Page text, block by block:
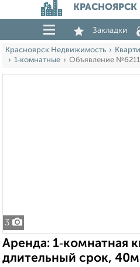
Закладки
Красноярск Недвижимость
1‑комнатные
Объявление №6211
3
Аренда: 1‑комнатная
длительный срок,